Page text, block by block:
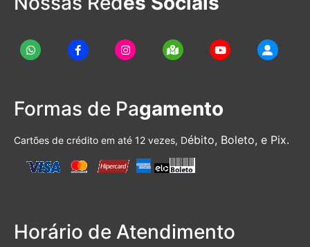
Formas de Pagamento
Cartões de crédito em até 12 vezes, Débito, Boleto, e Pix.
Horário de Atendimento